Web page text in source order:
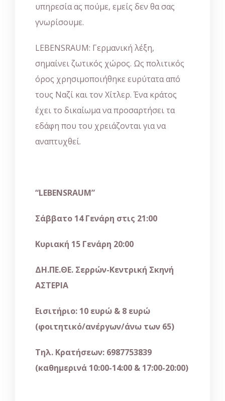
υπηρεσία ας πούμε, εμείς δεν θα σας
γνωρίσουμε.
LEBENSRAUM: Γερμανική λέξη,
σημαίνει ζωτικός χώρος. Ως πολιτικός
όρος χρησιμοποιήθηκε ευρύτατα από
τους Ναζί και τον Χίτλερ. Ένα κράτος
έχει το δικαίωμα να προσαρτήσει τα
εδάφη που του χρειάζονται για να
αναπτυχθεί.
“LEBENSRAUM”
Σάββατο 14 Γενάρη στις 21:00
Κυριακή 15 Γενάρη 20:00
ΔΗ.ΠΕ.ΘΕ. Σερρών-Κεντρική Σκηνή
ΑΣΤΕΡΙΑ
Εισιτήριο: 10 ευρώ & 8 ευρώ
(φοιτητικό/ανέργων/άνω των 65)
Τηλ. Κρατήσεων: 6987753839
(καθημερινά 10:00-14:00 & 17:00-20:00)